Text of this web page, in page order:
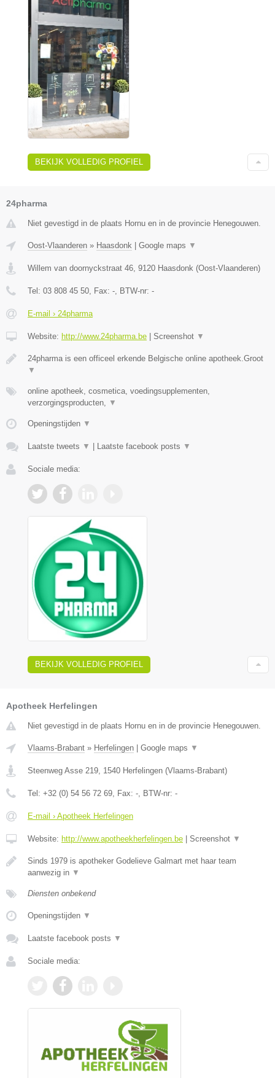
BEKIJK VOLLEDIG PROFIEL
24pharma
Niet gevestigd in de plaats Hornu en in de provincie Henegouwen.
Oost-Vlaanderen » Haasdonk Google maps ▼
Willem van doornyckstraat 46 9120 Haasdonk (Oost-Vlaanderen)
Tel: 03 808 45 50 , Fax: - , BTW-nr: -
E-mail › 24pharma
Website: http://www.24pharma.be Screenshot ▼
24pharma is een officeel erkende Belgische online apotheek.Groot
▼
online apotheek, cosmetica, voedingsupplementen,
verzorgingsproducten,
▼
Openingstijden ▼
Laatste tweets ▼ Laatste facebook posts ▼
Sociale media:
BEKIJK VOLLEDIG PROFIEL
Apotheek Herfelingen
Niet gevestigd in de plaats Hornu en in de provincie Henegouwen.
Vlaams-Brabant » Herfelingen Google maps ▼
Steenweg Asse 219 1540 Herfelingen (Vlaams-Brabant)
Tel: +32 (0) 54 56 72 69 , Fax: - , BTW-nr: -
E-mail › Apotheek Herfelingen
Website: http://www.apotheekherfelingen.be Screenshot ▼
Sinds 1979 is apotheker Godelieve Galmart met haar team
aanwezig in ▼
Diensten onbekend
Openingstijden ▼
Laatste facebook posts ▼
Sociale media: